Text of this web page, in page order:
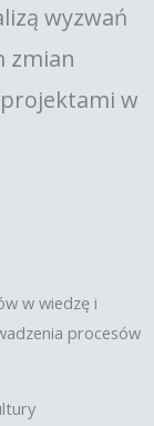
wyzwań
zmian
w
w wiedzę i
procesów